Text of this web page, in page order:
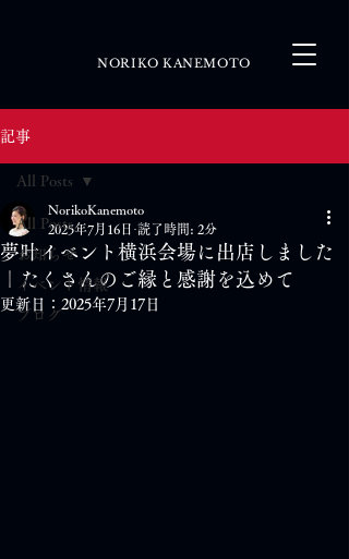
NORIKO KANEMOTO
記事
All Posts
お知らせ
イベント情報
ブログ
All Posts
夢叶イベント横浜会場に出店しました
｜たくさんのご縁と感謝を込めて
NorikoKanemoto
2025年7月16日 読了時間: 2分
更新日： 2025年7月17日